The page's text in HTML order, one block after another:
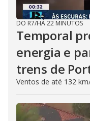
DO R7/HÁ 22 MINUTOS
Temporal
energia e
trens de
Ventos de até 132